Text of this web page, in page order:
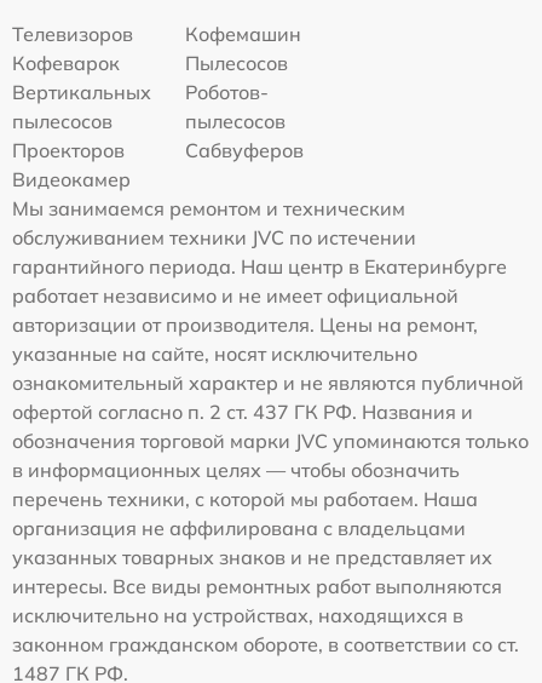
Телевизоров
Кофемашин
Кофеварок
Пылесосов
Вертикальных
пылесосов
Роботов-
пылесосов
Проекторов
Сабвуферов
Видеокамер
Мы занимаемся ремонтом и техническим
обслуживанием техники JVC по истечении
гарантийного периода. Наш центр в Екатеринбурге
работает независимо и не имеет официальной
авторизации от производителя. Цены на ремонт,
указанные на сайте, носят исключительно
ознакомительный характер и не являются публичной
офертой согласно п. 2 ст. 437 ГК РФ. Названия и
обозначения торговой марки JVC упоминаются только
в информационных целях — чтобы обозначить
перечень техники, с которой мы работаем. Наша
организация не аффилирована с владельцами
указанных товарных знаков и не представляет их
интересы. Все виды ремонтных работ выполняются
исключительно на устройствах, находящихся в
законном гражданском обороте, в соответствии со ст.
1487 ГК РФ.